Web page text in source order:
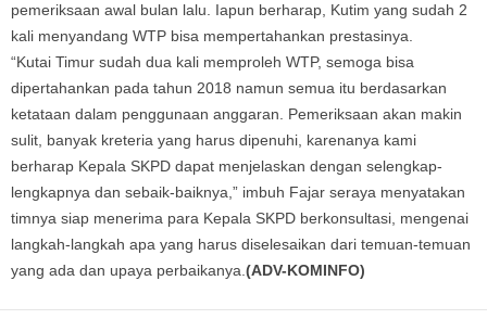
pemeriksaan awal bulan lalu. Iapun berharap, Kutim yang sudah 2
kali menyandang WTP bisa mempertahankan prestasinya.
“Kutai Timur sudah dua kali memproleh WTP, semoga bisa
dipertahankan pada tahun 2018 namun semua itu berdasarkan
ketataan dalam penggunaan anggaran. Pemeriksaan akan makin
sulit, banyak kreteria yang harus dipenuhi, karenanya kami
berharap Kepala SKPD dapat menjelaskan dengan selengkap-
lengkapnya dan sebaik-baiknya,” imbuh Fajar seraya menyatakan
timnya siap menerima para Kepala SKPD berkonsultasi, mengenai
langkah-langkah apa yang harus diselesaikan dari temuan-temuan
yang ada dan upaya perbaikanya. (ADV-KOMINFO)